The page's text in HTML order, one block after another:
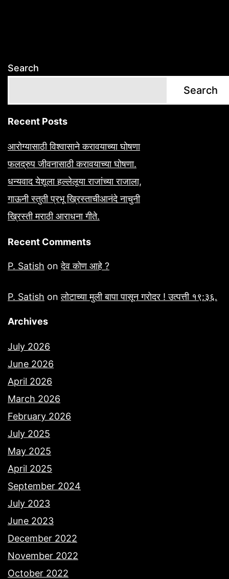
Search
Search
Recent Posts
आरोग्यासाठी विश्वासाने करावयाच्या घोषणा
फलद्रुप जीवनासाठी करावयाच्या घोषणा.
धन्यवाद येशूला हल्लेलूया राजांच्या राजाला,
गाऊनी स्तुती प्रभू ख्रिस्ताचीआनंदे नाचुनी
ख्रिस्ती मराठी आराधना गीते.
Recent Comments
P. Satish onदेव कोण आहे ?
P. Satish onलोटाच्या मुली बापा पासून गरोदर ! उत्पत्ती १९:३६.
Archives
July 2026
June 2026
April 2026
March 2026
February 2026
July 2025
May 2025
April 2025
September 2024
July 2023
June 2023
December 2022
November 2022
October 2022